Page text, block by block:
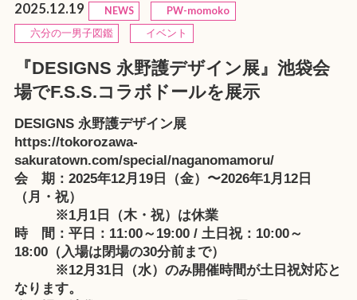
2025.12.19 NEWS
PW-momoko
六分の一男子図鑑
イベント
『DESIGNS 永野護デザイン展』池袋会
場でF.S.S.コラボドールを展示
DESIGNS 永野護デザイン展
https://tokorozawa-
sakuratown.com/special/naganomamoru/
会 期：2025年12月19日（金）〜2026年1月12日
（月・祝）
※1月1日（木・祝）は休業
時 間：平日：11:00～19:00 / 土日祝：10:00～
18:00（入場は閉場の30分前まで）
※12月31日（水）のみ開催時間が土日祝対応と
なります。